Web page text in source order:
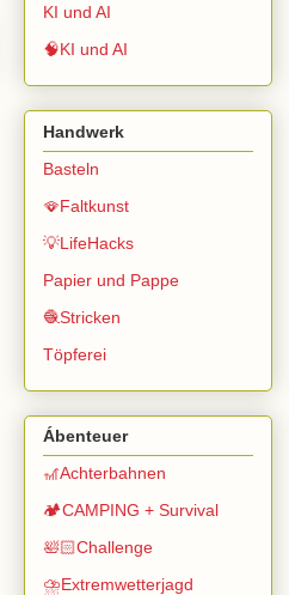
KI und AI
🧠KI und AI
Handwerk
Basteln
🪭Faltkunst
💡LifeHacks
Papier und Pappe
🧶Stricken
Töpferei
Ábenteuer
🎢Achterbahnen
🏕️CAMPING + Survival
🛀🏻Challenge
⛈️Extremwetterjagd